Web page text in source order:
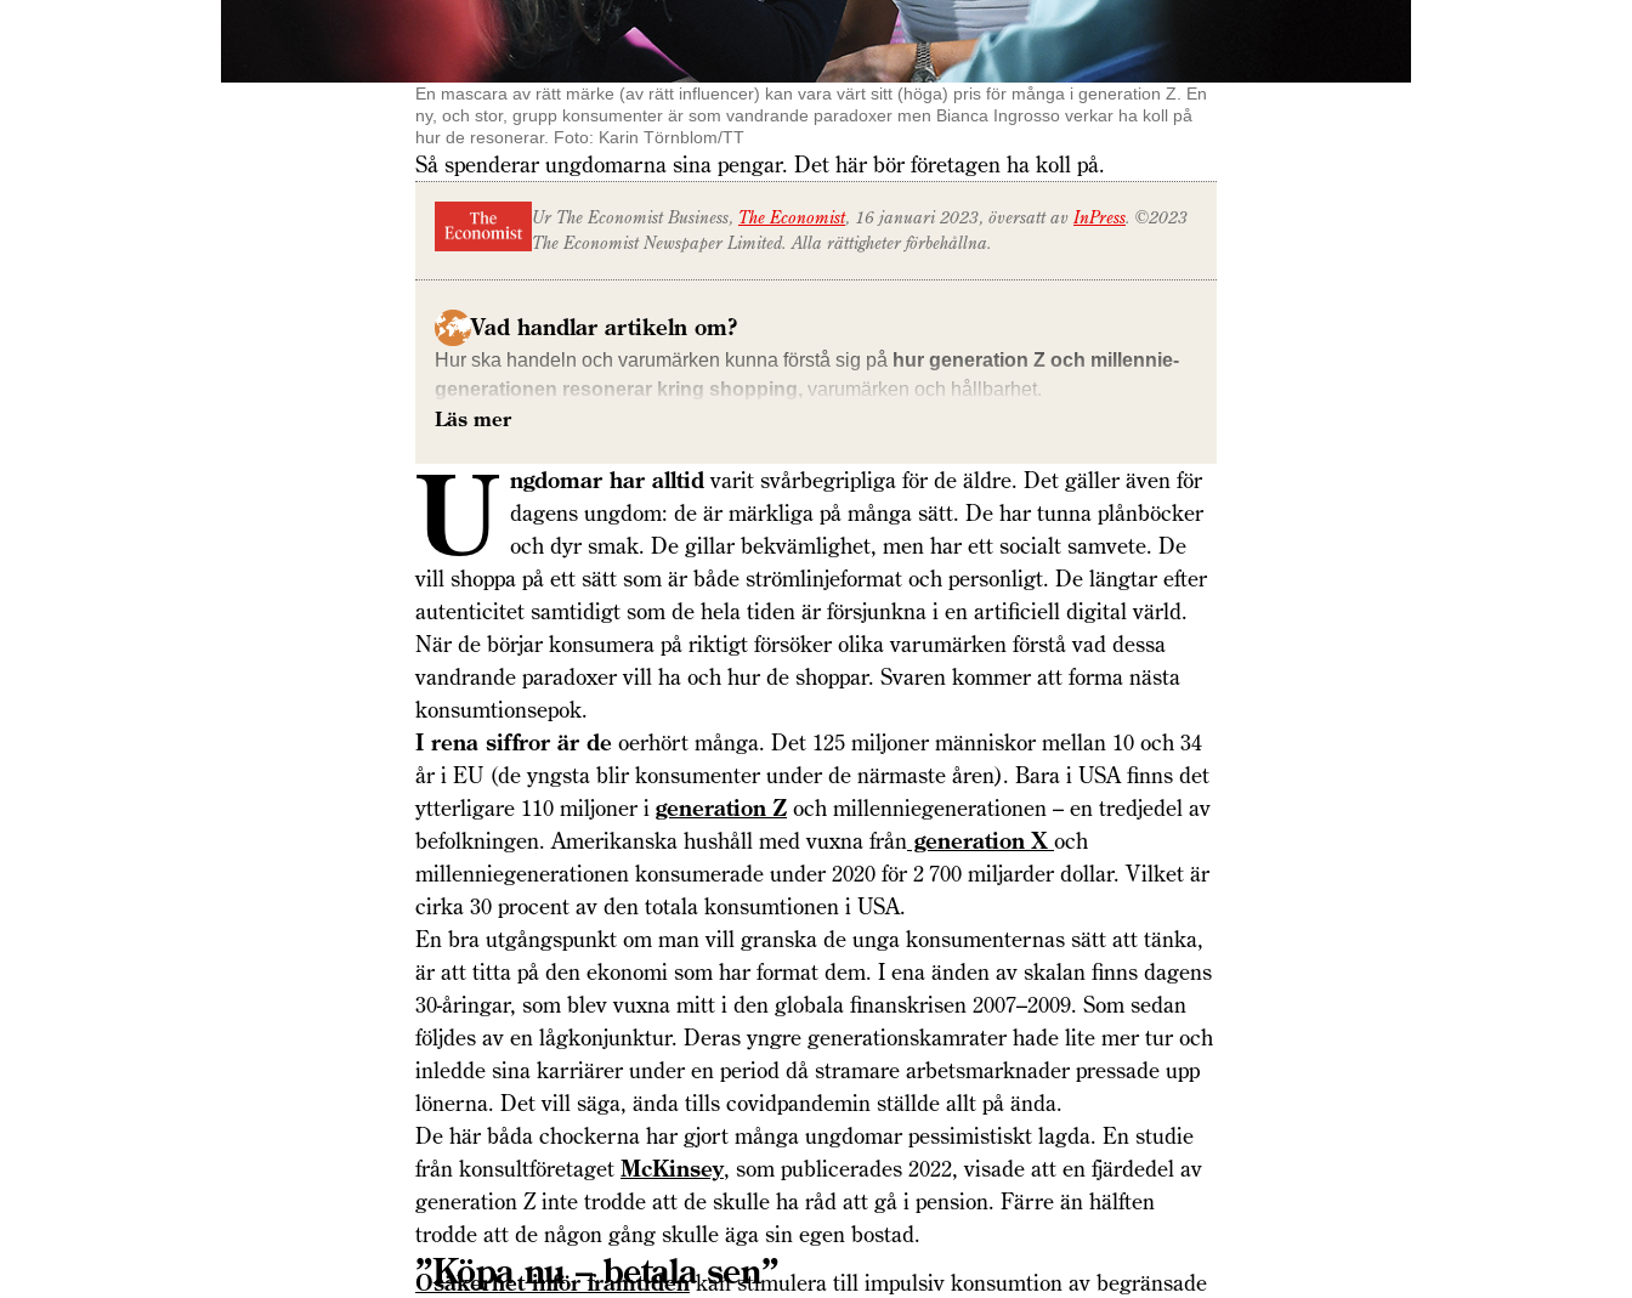
En mascara av rätt märke (av rätt influencer) kan vara värt sitt (höga) pris för många i generation Z. En
ny, och stor, grupp konsumenter är som vandrande paradoxer men Bianca Ingrosso verkar ha koll på
hur de resonerar. Foto: Karin Törnblom/TT
Så spenderar ungdomarna sina pengar. Det här bör företagen ha koll på.
Ur The Economist Business, The Economist, 16 januari 2023, översatt av InPress. ©2023
The Economist Newspaper Limited. Alla rättigheter förbehållna.
Vad handlar artikeln om?
Hur ska handeln och varumärken kunna förstå sig på hur generation Z och millennie­
generationen resonerar kring shopping, varumärken och hållbarhet.
Läs mer
U ngdomar har alltidvarit svårbegripliga för de äldre. Det gäller även för
dagens ungdom: de är märkliga på många sätt. De har tunna plånböcker
och dyr smak. De gillar bekvämlighet, men har ett socialt samvete. De
vill shoppa på ett sätt som är både strömlinjeformat och personligt. De längtar efter
autenticitet samtidigt som de hela tiden är försjunkna i en artificiell digital värld.
När de börjar konsumera på riktigt försöker olika varumärken förstå vad dessa
vandrande paradoxer vill ha och hur de shoppar. Svaren kommer att forma nästa
konsumtionsepok.
I rena siffror är de oerhört många. Det 125 miljoner människor mellan 10 och 34
år i EU (de yngsta blir konsumenter under de närmaste åren). Bara i USA finns det
ytterligare 110 miljoner i generation Z och millenniegenerationen – en tredjedel av
befolkningen. Amerikanska hushåll med vuxna från generation X och
millenniegenerationen konsumerade under 2020 för 2 700 miljarder dollar. Vilket är
cirka 30 procent av den totala konsumtionen i USA.
En bra utgångspunkt om man vill granska de unga konsumenternas sätt att tänka,
är att titta på den ekonomi som har format dem. I ena änden av skalan finns dagens
30-åringar, som blev vuxna mitt i den globala finanskrisen 2007–2009. Som sedan
följdes av en lågkonjunktur. Deras yngre generationskamrater hade lite mer tur och
inledde sina karriärer under en period då stramare arbetsmarknader pressade upp
lönerna. Det vill säga, ända tills covidpandemin ställde allt på ända.
De här båda chockerna har gjort många ungdomar pessimistiskt lagda. En studie
från konsultföretaget McKinsey, som publi­cerades 2022, visade att en fjärdedel av
generation Z inte trodde att de skulle ha råd att gå i pension. Färre än hälften
trodde att de någon gång skulle äga sin egen bostad.
”Köpa nu – betala sen”
Osäkerhet inför framtidenkan stimulera till impulsiv konsumtion av begränsade